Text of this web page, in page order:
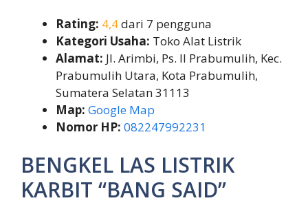
Rating: 4,4dari 7 pengguna
Kategori Usaha: Toko Alat Listrik
Alamat: Jl. Arimbi, Ps. II Prabumulih, Kec.
Prabumulih Utara, Kota Prabumulih,
Sumatera Selatan 31113
Map: Google Map
Nomor HP: 082247992231
BENGKEL LAS LISTRIK
KARBIT “BANG SAID”